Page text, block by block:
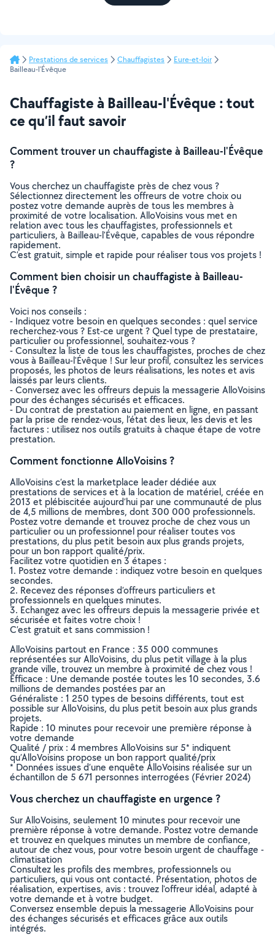
Prestations de services Chauffagistes
Eure-et-loir
Bailleau-l'Évêque
Chauffagiste à Bailleau-l'Évêque : tout
ce qu’il faut savoir
Comment trouver un chauffagiste à Bailleau-l'Évêque
?
Vous cherchez un chauffagiste près de chez vous ?
Sélectionnez directement les offreurs de votre choix ou
postez votre demande auprès de tous les membres à
proximité de votre localisation. AlloVoisins vous met en
relation avec tous les chauffagistes, professionnels et
particuliers, à Bailleau-l'Évêque, capables de vous répondre
rapidement.
C’est gratuit, simple et rapide pour réaliser tous vos projets !
Comment bien choisir un chauffagiste à Bailleau-
l'Évêque ?
Voici nos conseils :
- Indiquez votre besoin en quelques secondes : quel service
recherchez-vous ? Est-ce urgent ? Quel type de prestataire,
particulier ou professionnel, souhaitez-vous ?
- Consultez la liste de tous les chauffagistes, proches de chez
vous à Bailleau-l'Évêque ! Sur leur profil, consultez les services
proposés, les photos de leurs réalisations, les notes et avis
laissés par leurs clients.
- Conversez avec les offreurs depuis la messagerie AlloVoisins
pour des échanges sécurisés et efficaces.
- Du contrat de prestation au paiement en ligne, en passant
par la prise de rendez-vous, l’état des lieux, les devis et les
factures : utilisez nos outils gratuits à chaque étape de votre
prestation.
Comment fonctionne AlloVoisins ?
AlloVoisins c’est la marketplace leader dédiée aux
prestations de services et à la location de matériel, créée en
2013 et plébiscitée aujourd’hui par une communauté de plus
de 4,5 millions de membres, dont 300 000 professionnels.
Postez votre demande et trouvez proche de chez vous un
particulier ou un professionnel pour réaliser toutes vos
prestations, du plus petit besoin aux plus grands projets,
pour un bon rapport qualité/prix.
Facilitez votre quotidien en 3 étapes :
1. Postez votre demande : indiquez votre besoin en quelques
secondes.
2. Recevez des réponses d’offreurs particuliers et
professionnels en quelques minutes.
3. Echangez avec les offreurs depuis la messagerie privée et
sécurisée et faites votre choix !
C’est gratuit et sans commission !
AlloVoisins partout en France : 35 000 communes
représentées sur AlloVoisins, du plus petit village à la plus
grande ville, trouvez un membre à proximité de chez vous !
Efficace : Une demande postée toutes les 10 secondes, 3.6
millions de demandes postées par an
Généraliste : 1 250 types de besoins différents, tout est
possible sur AlloVoisins, du plus petit besoin aux plus grands
projets.
Rapide : 10 minutes pour recevoir une première réponse à
votre demande
Qualité / prix : 4 membres AlloVoisins sur 5* indiquent
qu’AlloVoisins propose un bon rapport qualité/prix
* Données issues d’une enquête AlloVoisins réalisée sur un
échantillon de 5 671 personnes interrogées (Février 2024)
Vous cherchez un chauffagiste en urgence ?
Sur AlloVoisins, seulement 10 minutes pour recevoir une
première réponse à votre demande. Postez votre demande
et trouvez en quelques minutes un membre de confiance,
autour de chez vous, pour votre besoin urgent de chauffage -
climatisation
Consultez les profils des membres, professionnels ou
particuliers, qui vous ont contacté. Présentation, photos de
réalisation, expertises, avis : trouvez l'offreur idéal, adapté à
votre demande et à votre budget.
Conversez ensemble depuis la messagerie AlloVoisins pour
des échanges sécurisés et efficaces grâce aux outils
intégrés.